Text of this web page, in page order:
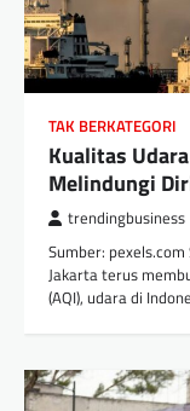
TAK BERKATEGORI
Kualitas
Melindungi
trendingbusiness
Sumber:
Jakarta terus
(AQI), udara di